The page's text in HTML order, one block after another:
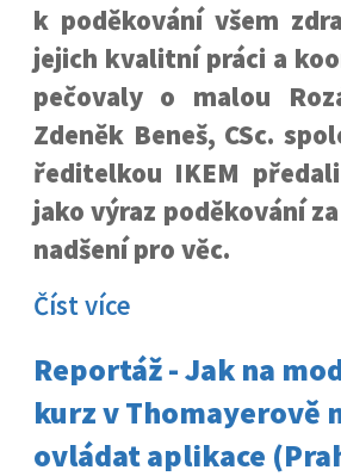
k poděkování všem
jejich kvalitní práci a
pečovaly o malou
Zdeněk Beneš, CSc.
ředitelkou IKEM
jako výraz poděkování
nadšení pro věc.
Číst více
Reportáž - Jak na
kurz v Thomayerově
ovládat aplikace